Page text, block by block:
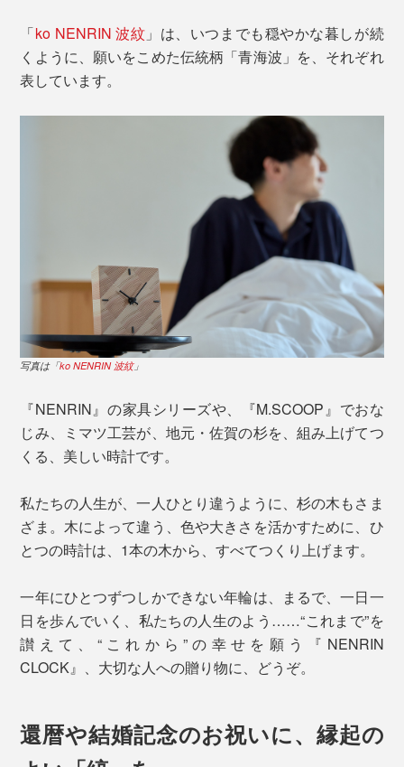
「ko NENRIN 波紋 」は、いつまでも穏やかな暮しが続
くように、願いをこめた伝統柄「青海波」を、それぞれ
表しています。
写真は「ko NENRIN 波紋」
『NENRIN』の家具シリーズや、『M.SCOOP』でおな
じみ、ミマツ工芸が、地元・佐賀の杉を、組み上げてつ
くる、美しい時計です。
私たちの人生が、一人ひとり違うように、杉の木もさま
ざま。木によって違う、色や大きさを活かすために、ひ
とつの時計は、1本の木から、すべてつくり上げます。
一年にひとつずつしかできない年輪は、まるで、一日一
日を歩んでいく、私たちの人生のよう……“これまで”を
讃えて、“これから”の幸せを願う『NENRIN
CLOCK』、大切な人への贈り物に、どうぞ。
還暦や結婚記念のお祝いに、縁起の